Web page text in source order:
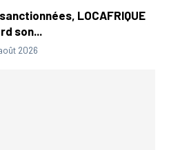
LOCAFRIQUE
son...
2026